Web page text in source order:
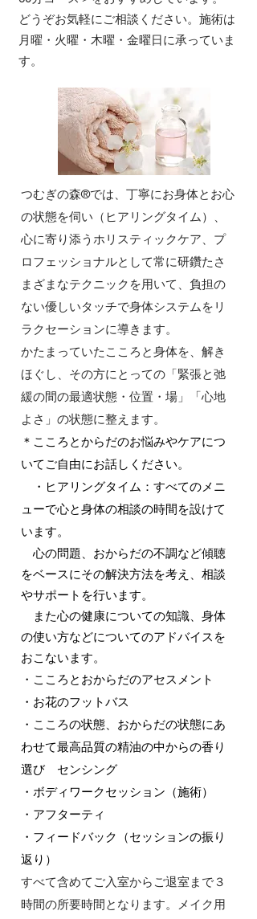
​どうぞお気軽にご相談ください。施術は
月曜・火曜・木曜・金曜日に承っていま
す。
つむぎの森®では、丁寧にお身体とお心
の状態を伺い（ヒアリングタイム）、
心に寄り添うホリスティックケア、プ
ロフェッショナルとして常に研鑽た さ
まざまなテクニックを用いて、負担の
ない優しいタッチで身体システムをリ
ラクセーションに導きます。
かたまっていたこころと身体を、解き
ほぐし、その方にとっての「緊張と弛
緩の間の最適状態・位置・場」「心地
よさ」の状態に整えます。
＊こころとからだのお悩みやケアにつ
いてご自由にお話しください。
・ヒアリングタイム：すべてのメニ
ューで心と身体の相談の時間を設けて
います。
心の問題、おからだの不調など傾聴
をベースにその解決方法を考え、相談
やサポートを行います。
また心の健康についての知識、身体
の使い方などについてのアドバイスを
おこないます。
​・こころとおからだのアセスメント
・お花のフットバス
・こころの状態、おからだの状態にあ
わせて最高品質の精油の中からの香り
選び センシング
・ボディワークセッション（施術）
・アフターティ
・フィードバック（セッションの振り
返り）
すべて含めてご入室からご退室まで３
時間の所要時間となります。メイク用